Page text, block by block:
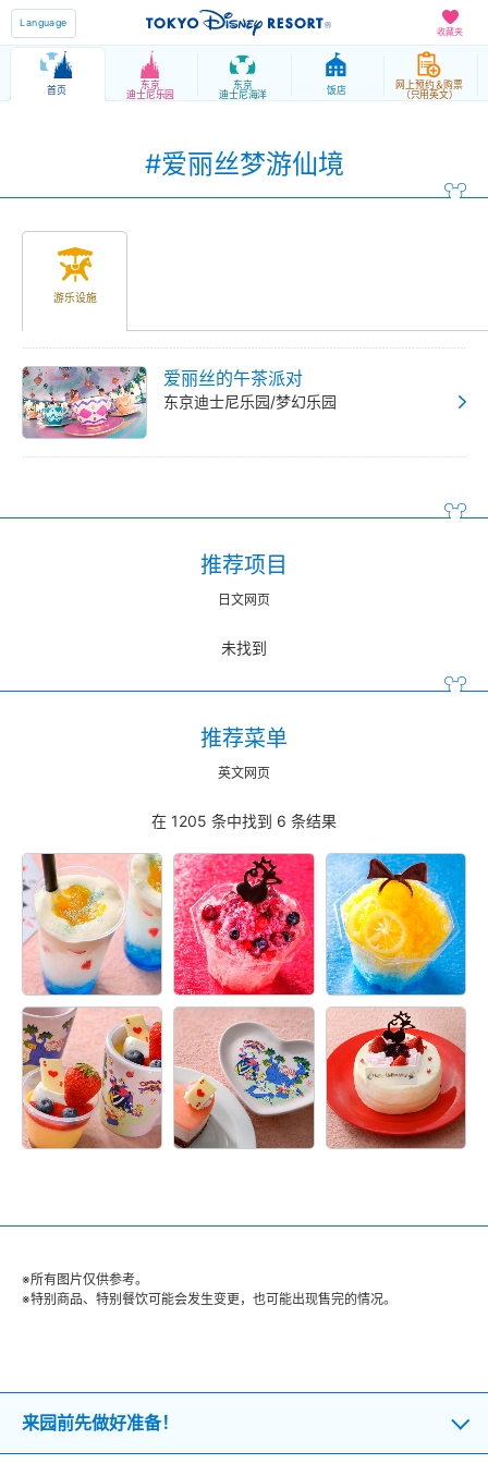
收藏夹
Language
首页 东京
迪士尼乐园
东京
迪士尼海洋 饭店 网上预约＆购票
（只用英文）
#爱丽丝梦游仙境
游乐设施
爱丽丝的午茶派对
东京迪士尼乐园/梦幻乐园
推荐项目
日文网页
未找到
推荐菜单
英文网页
在 1205 条中找到 6 条结果
※所有图片仅供参考。
※特别商品、特别餐饮可能会发生变更，也可能出现售完的情况。
来园前先做好准备！